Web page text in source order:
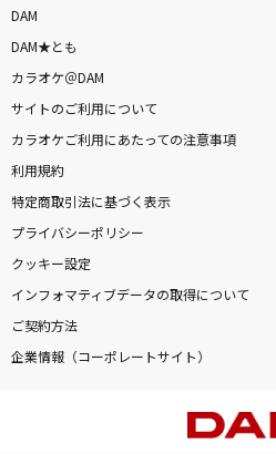
DAM
DAM★とも
カラオケ＠DAM
サイトのご利用について
カラオケご利用にあたっての注意事項
利用規約
特定商取引法に基づく表示
プライバシーポリシー
クッキー設定
インフォマティブデータの取得について
ご契約方法
企業情報（コーポレートサイト）